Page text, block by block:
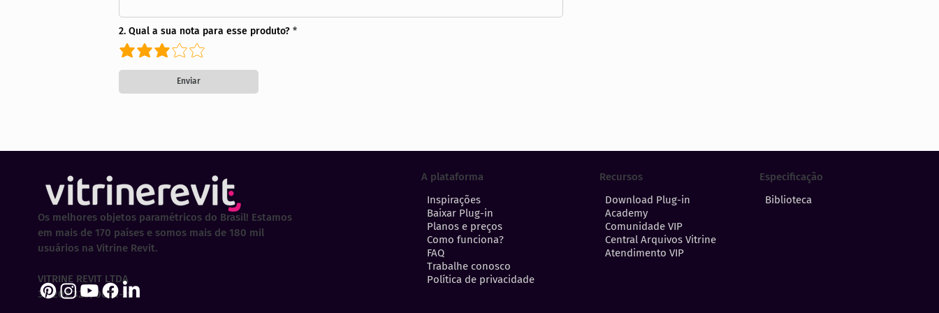
2. Qual a sua nota para esse produto?
Enviar
A plataforma
Inspirações
Baixar Plug-in
Planos e preços
Como funciona?
FAQ
Trabalhe conosco
Política de privacidade
Recursos
Download Plug-in
Academy
Comunidade VIP
Central Arquivos Vitrine
Atendimento VIP
Especificação
Biblioteca
Os melhores objetos paramétricos do Brasil! Estamos
em mais de 170 países e somos mais de 180 mil
usuários na Vitrine Revit.
VITRINE REVIT LTDA
30.202.323/0001-29